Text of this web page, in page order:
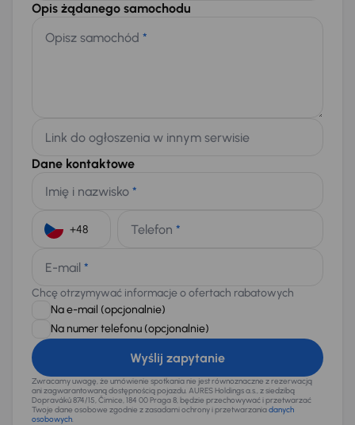
Opis żądanego samochodu
Opisz samochód *
Link do ogłoszenia w innym serwisie
Dane kontaktowe
Imię i nazwisko *
Telefon *
E-mail *
Chcę otrzymywać informacje o ofertach rabatowych
Na e-mail (opcjonalnie)
Na numer telefonu (opcjonalnie)
Wyślij zapytanie
Zwracamy uwagę, że umówienie spotkania nie jest równoznaczne z rezerwacją
ani zagwarantowaną dostępnością pojazdu. AURES Holdings a.s., z siedzibą
Dopraváků 874/15, Čimice, 184 00 Praga 8, będzie przechowywać i przetwarzać
Twoje dane osobowe zgodnie z zasadami ochrony i przetwarzaniadanych
osobowych.